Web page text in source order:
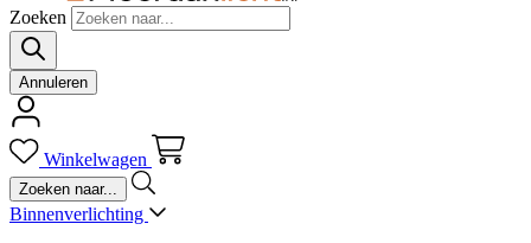
Zoeken
Annuleren
Winkelwagen
Binnenverlichting